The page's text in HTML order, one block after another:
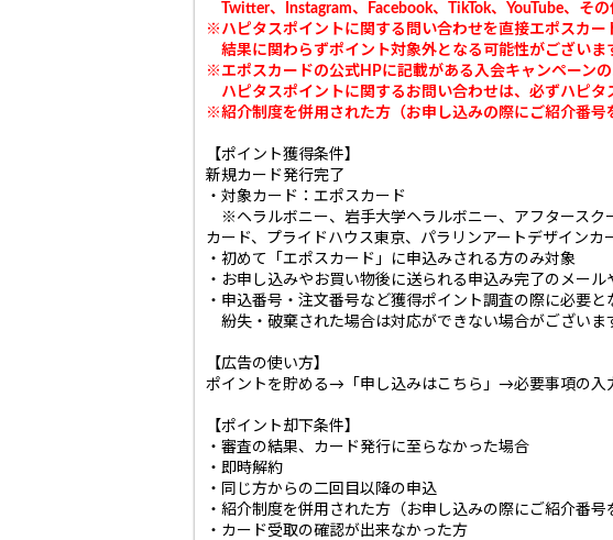
Twitter、Instagram、Facebook、TikTok、YouTube、そ
※ハピタスポイントに関する問い合わせを直接エポスカー
結果に関わらずポイント対象外となる可能性がございま
※エポスカードの公式HPに記載がある入会キャンペーン
ハピタスポイントに関するお問い合わせは、必ずハピタ
※紹介制度を併用された方（お申し込みの際にご紹介番号
【ポイント獲得条件】
新規カード発行完了
・対象カード：エポスカード
※ヘラルボニー、岩手大学ヘラルボニー、アフタースク
カード、プライドハウス東京、パラリンアートデザインカ
・初めて「エポスカード」に申込みされる方のみ対象
・お申し込みやお買い物後に送られる申込み完了のメー
・申込番号・注文番号など獲得ポイント調査の際に必要と
紛失・破棄された場合は対応ができない場合がございま
【広告の使い方】
ポイントを貯める→「申し込みはこちら」→必要事項の
【ポイント却下条件】
・審査の結果、カード発行に至らなかった場合
・即時解約
・同じ方からの二回目以降の申込
・紹介制度を併用された方（お申し込みの際にご紹介番号
・カード受取の確認が出来なかった方